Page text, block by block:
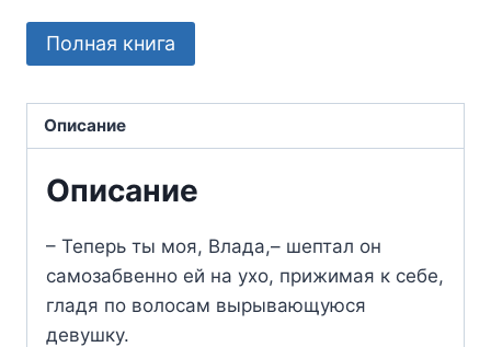
Полная книга
Описание
Описание
– Теперь ты моя, Влада,– шептал он
самозабвенно ей на ухо, прижимая к себе,
гладя по волосам вырывающуюся
девушку.